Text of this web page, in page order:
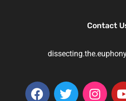
Contact